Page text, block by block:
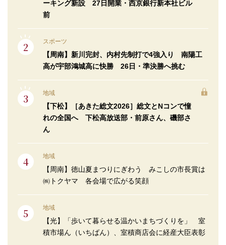
ーキング新設 27日開業・西京銀行新本社ビル
前
スポーツ
【周南】新川完封、内村先制打で4強入り 南陽工
高が宇部鴻城高に快勝 26日・準決勝へ挑む
地域
【下松】［あきた総文2026］総文とNコンで憧
れの全国へ 下松高放送部・前原さん、磯部さ
ん
地域
【周南】徳山夏まつりにぎわう みこしの市長賞は
㈱トクヤマ 各会場で広がる笑顔
地域
【光】「歩いて暮らせる温かいまちづくりを」 室
積市場ん（いちばん）、室積商店会に経産大臣表彰